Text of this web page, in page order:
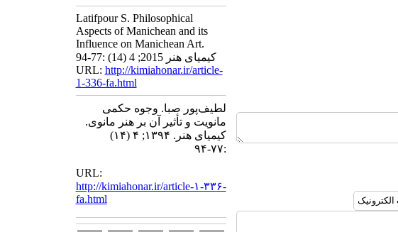
Latifpour S. Philosophical
Aspects of Manichean and its
Influence on Manichean Art.
کیمیای هنر 2015; 4 (14) :77-94
URL: http://kimiahonar.ir/article-
1-336-fa.html
لطیف‌پور صبا. وجوه حکمی
مانویت و تأثیر آن بر هنر مانوی.
کیمیای هنر. ۱۳۹۴; ۴ (۱۴)
:۷۷-۹۴
URL:
http://kimiahonar.ir/article-۱-۳۳۶-
fa.html